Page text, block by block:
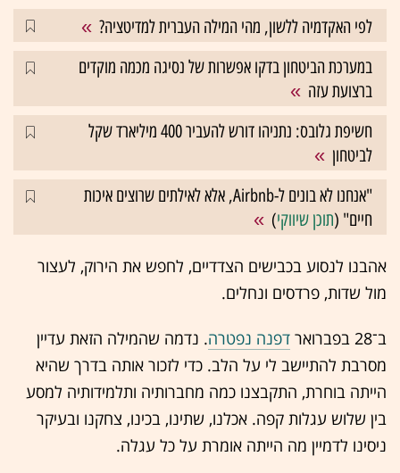
לפי האקדמיה ללשון, מהי המילה העברית למדיטציה?
במערכת הביטחון בדקו אפשרות של נסיגה מכמה מוקדים
ברצועת עזה
חשיפת גלובס: נתניהו דורש להעביר 400 מיליארד שקל
לביטחון
"אנחנו לא בונים ל-Airbnb, אלא לאילתים שרוצים איכות
חיים" (תוכן שיווקי)
אהבנו לנסוע בכבישים הצדדיים, לחפש את הירוק, לעצור
מול שדות, פרדסים ונחלים.
ב־28 בפברואר דפנה נפטרה. נדמה שהמילה הזאת עדיין
מסרבת להתיישב לי על הלב. כדי לזכור אותה בדרך שהיא
הייתה בוחרת, התקבצנו כמה מחברותיה ותלמידותיה למסע
בין שלוש עגלות קפה. אכלנו, שתינו, בכינו, צחקנו ובעיקר
ניסינו לדמיין מה הייתה אומרת על כל עגלה.